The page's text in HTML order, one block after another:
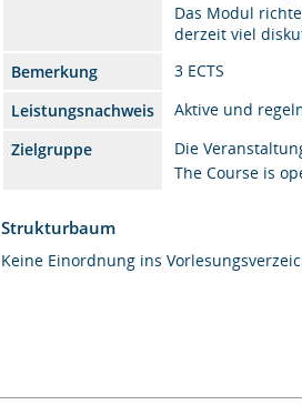
Das Modul
derzeit viel
Bemerkung
3 ECTS
Leistungsnachweis
Aktive und
Zielgruppe
Die
The Course is
Strukturbaum
Keine Einordnung ins